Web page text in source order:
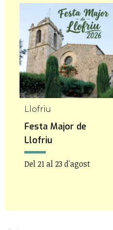
Llofriu
Festa Major de
Llofriu
Del 21 al 23 d'agost